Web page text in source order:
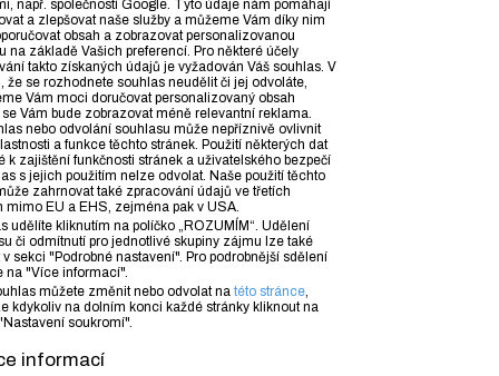
info@primakurzy.cz
© 2010 - 2026 PrimaFuture.cz s.r.o. /O cookies/Ochrana osobních údajů
např. společností Google. Tyto údaje nám pomáhají
a zlepšovat naše služby a můžeme Vám díky nim
obsah a zobrazovat personalizovanou
na základě Vašich preferencí. Pro některé účely
takto získaných údajů je vyžadován Váš souhlas. V
že se rozhodnete souhlas neudělit či jej odvoláte,
Vám moci doručovat personalizovaný obsah
Vám bude zobrazovat méně relevantní reklama.
nebo odvolání souhlasu může nepříznivě ovlivnit
a funkce těchto stránek. Použití některých dat
k zajištění funkčnosti stránek a uživatelského bezpečí
s jejich použitím nelze odvolat. Naše použití těchto
zahrnovat také zpracování údajů ve třetích
mimo EU a EHS, zejména pak v USA.
udělíte kliknutím na políčko „ROZUMÍM“. Udělení
či odmítnutí pro jednotlivé skupiny zájmu lze také
v sekci "Podrobné nastavení". Pro podrobnější sdělení
na "Více informací".
můžete změnit nebo odvolat na této stránce,
kdykoliv na dolním konci každé stránky kliknout na
soukromí".
informací